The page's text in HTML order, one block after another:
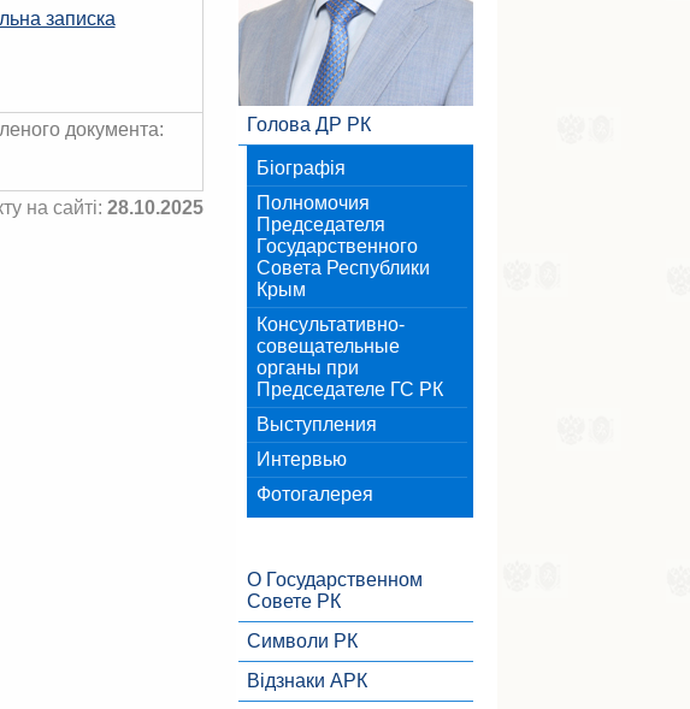
записка
документа:
на сайті: 28.10.2025
Голова ДР РК
Біографія
Полномочия
Председателя
Государственного
Совета Республики
Крым
Консультативно-
совещательные
органы при
Председателе ГС РК
Выступления
Интервью
Фотогалерея
О Государственном
Совете РК
Символи РК
Відзнаки АРК